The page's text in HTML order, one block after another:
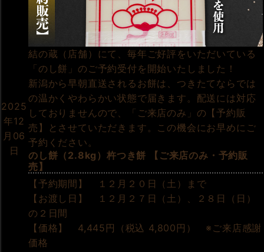
2025
年12
月06
日
結の蔵（店舗）にて、毎年ご好評をいただいている
「のし餅」のご予約受付を開始いたしました！
新潟から早朝直送されるお餅は、つきたてならでは
の温かくやわらかい状態で届きます。配送には対応
しておりませんので、「ご来店のみ」の【予約販
売】とさせていただきます。この機会にお早めにご
予約ください。
のし餅（2.8kg）杵つき餅 【ご来店のみ・予約販
売】
【予約期間】 １２月２０日（土）まで
【お渡し日】 １２月２７日（土）、２８日（日）
の２日間
【価格】 4,445円（税込 4,800円） ※ご来店感謝
価格